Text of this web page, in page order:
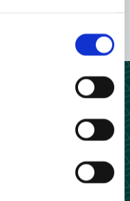
valgt Pandasia.dk